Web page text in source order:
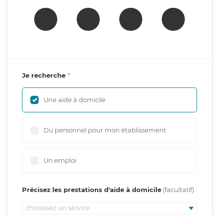
Je recherche
Une aide à domicile
Du personnel pour mon établissement
Un emploi
Précisez les prestations d'aide à domicile
choisissez un service